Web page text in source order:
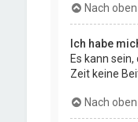
Nach oben
Ich habe
Es kann
Zeit keine
Nach oben